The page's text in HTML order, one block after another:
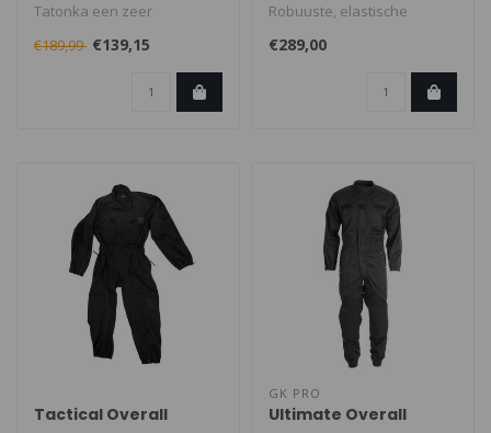
Tatonka een zeer
duurzame en goed
geventileerde outd..
€189,99 €139,15
Robuuste, elastische
regenbroek van waterdicht
en ademen..
€289,00
Tactical Overall
GK PRO
Ultimate Overall